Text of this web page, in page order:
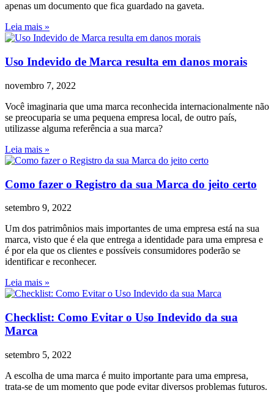
apenas um documento que fica guardado na gaveta.
Leia mais »
Uso Indevido de Marca resulta em danos morais
novembro 7, 2022
Você imaginaria que uma marca reconhecida internacionalmente não
se preocuparia se uma pequena empresa local, de outro país,
utilizasse alguma referência a sua marca?
Leia mais »
Como fazer o Registro da sua Marca do jeito certo
setembro 9, 2022
Um dos patrimônios mais importantes de uma empresa está na sua
marca, visto que é ela que entrega a identidade para uma empresa e
é por ela que os clientes e possíveis consumidores poderão se
identificar e reconhecer.
Leia mais »
Checklist: Como Evitar o Uso Indevido da sua
Marca
setembro 5, 2022
A escolha de uma marca é muito importante para uma empresa,
trata-se de um momento que pode evitar diversos problemas futuros.